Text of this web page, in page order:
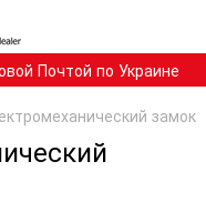
Почтой по Украине
замок